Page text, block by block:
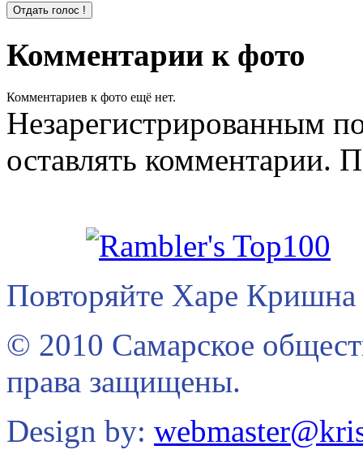
Комментарии к фото
Комментариев к фото ещё нет.
Незарегистрированным
оставлять комментарии.
Повторяйте Харе Кришна
© 2010 Самарское
права защищены.
Design by: